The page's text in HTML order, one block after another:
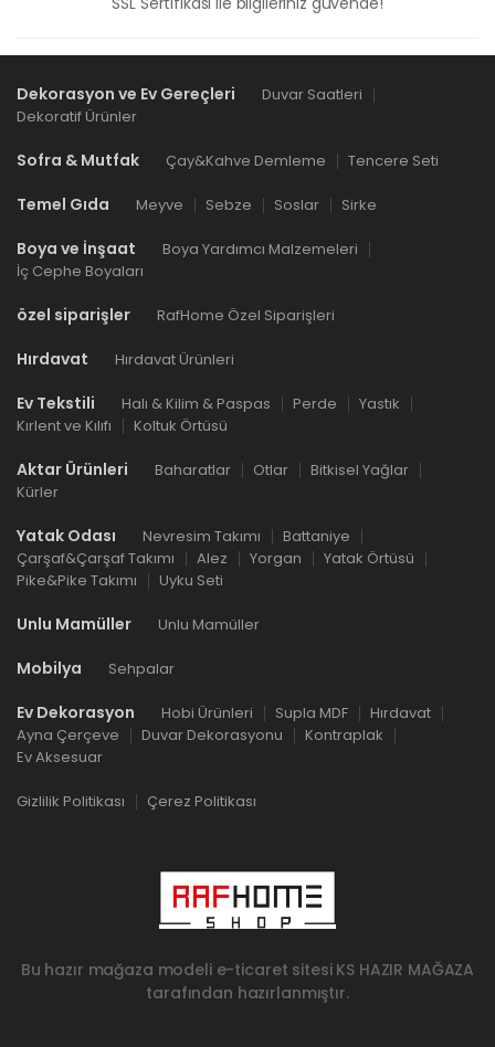
Dekorasyon ve Ev Gereçleri
Duvar Saatleri
Dekoratif Ürünler
Sofra & Mutfak Çay&Kahve Demleme Tencere Seti
Temel Gıda Meyve Sebze Soslar Sirke
Boya ve İnşaat
Boya Yardımcı Malzemeleri
İç Cephe Boyaları
özel siparişler RafHome Özel Siparişleri
Hırdavat Hırdavat Ürünleri
Ev Tekstili Halı & Kilim & Paspas Perde
Yastık
Kırlent ve Kılıfı
Koltuk Örtüsü
Aktar Ürünleri Baharatlar Otlar
Bitkisel Yağlar
Kürler
Yatak Odası Nevresim Takımı
Battaniye
Çarşaf&Çarşaf Takımı
Alez Yorgan
Yatak Örtüsü
Pike&Pike Takımı
Uyku Seti
Unlu Mamüller Unlu Mamüller
Mobilya Sehpalar
Ev Dekorasyon Hobi Ürünleri Supla MDF
Hırdavat
Ayna Çerçeve
Duvar Dekorasyonu
Kontraplak
Ev Aksesuar
Gizlilik Politikası Çerez Politikası
Bu hazır mağaza modeli e-ticaret sitesi KS HAZIR MAĞAZA
tarafından hazırlanmıştır.